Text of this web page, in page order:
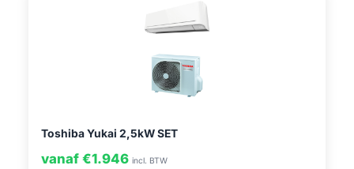
Toshiba Yukai 2,5kW SET
vanaf €1.946 incl. BTW